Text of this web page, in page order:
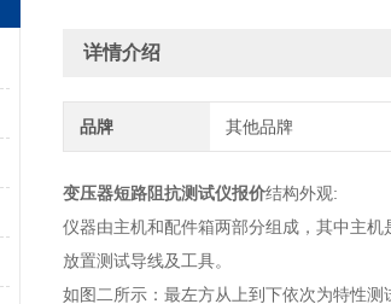
详情介绍
品牌 其他品牌
变压器短路阻抗测试仪报价结构外观:
仪器由主机和配件箱两部分组成，其中主
放置测试导线及工具。
如图二所示：最左方从上到下依次为特性